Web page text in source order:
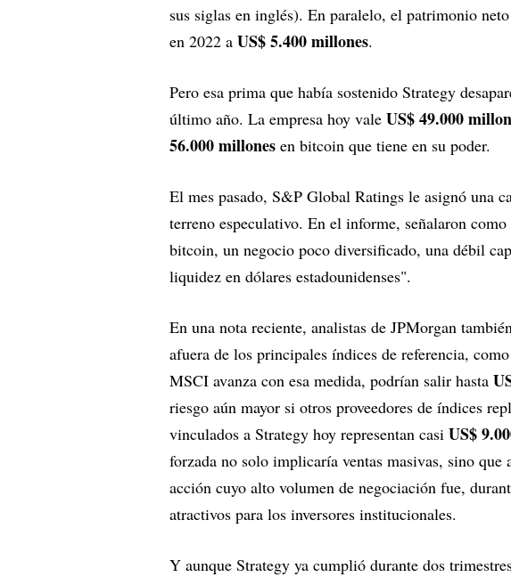
sus siglas en inglés). En paralelo, el patrimonio
en 2022 a US$ 5.400 millones.
Pero esa prima que había sostenido Strategy
último año. La empresa hoy vale US$ 49.000
56.000 millones en bitcoin que tiene en su poder.
El mes pasado, S&P Global Ratings le asignó una
terreno especulativo. En el informe, señalaron
bitcoin, un negocio poco diversificado, una débil
liquidez en dólares estadounidenses".
En una nota reciente, analistas de JPMorgan
afuera de los principales índices de referencia,
MSCI avanza con esa medida, podrían salir hasta
riesgo aún mayor si otros proveedores de índices
vinculados a Strategy hoy representan casi US$
forzada no solo implicaría ventas masivas, sino que
acción cuyo alto volumen de negociación fue,
atractivos para los inversores institucionales.
Y aunque Strategy ya cumplió durante dos